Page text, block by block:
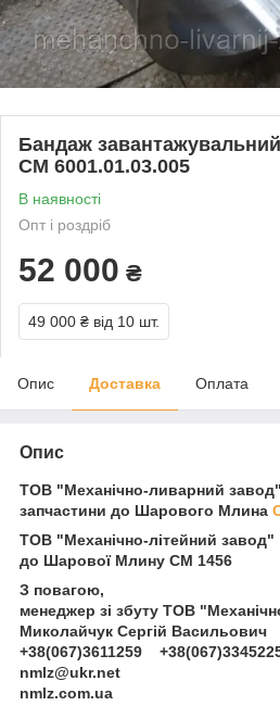
Бандаж
СМ 6001.01.03.005
В наявності
Опт і роздріб
52 000 ₴
49 000 ₴ від 10 шт.
Опис Доставка Оплата
Опис
ТОВ "Механічно-ливарний
запчастини до Шарового Млина
ТОВ "Механічно-літейний
до Шарової Млину СМ 1456
З повагою,
менеджер зі збуту ТОВ
Миколайчук Сергій Васильович
+38(067)3611259
nmlz@ukr.net
nmlz.com.ua